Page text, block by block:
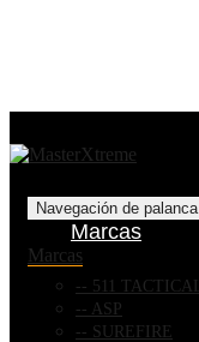
Navegación de palanca
Marcas
Marcas
511 TACTICAL
ASP
SUREFIRE